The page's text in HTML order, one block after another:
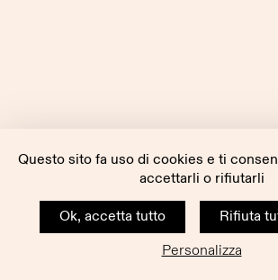
Questo sito fa uso di cookies e ti
accettarli o rifiutarli
Ok, accetta tutto
Rifiuta
Personalizza